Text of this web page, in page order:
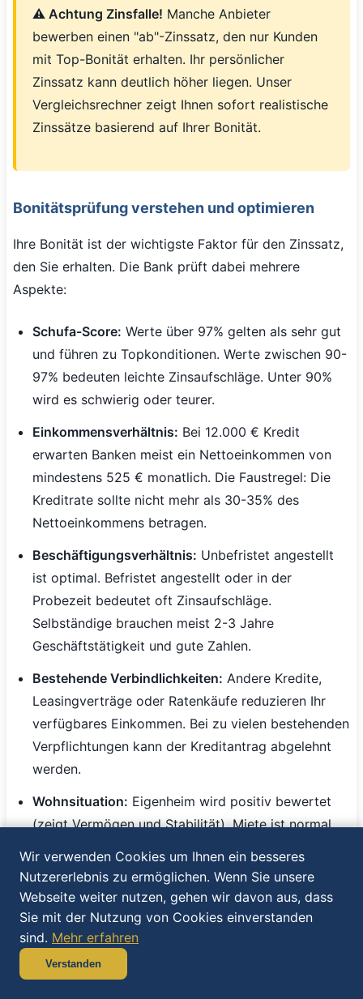
⚠️ Achtung Zinsfalle! Manche Anbieter
bewerben einen "ab"-Zinssatz, den nur Kunden
mit Top-Bonität erhalten. Ihr persönlicher
Zinssatz kann deutlich höher liegen. Unser
Vergleichsrechner zeigt Ihnen sofort realistische
Zinssätze basierend auf Ihrer Bonität.
Bonitätsprüfung verstehen und optimieren
Ihre Bonität ist der wichtigste Faktor für den Zinssatz,
den Sie erhalten. Die Bank prüft dabei mehrere
Aspekte:
Schufa-Score: Werte über 97% gelten als sehr gut
und führen zu Topkonditionen. Werte zwischen 90-
97% bedeuten leichte Zinsaufschläge. Unter 90%
wird es schwierig oder teurer.
Einkommensverhältnis: Bei 12.000 € Kredit
erwarten Banken meist ein Nettoeinkommen von
mindestens 525 € monatlich. Die Faustregel: Die
Kreditrate sollte nicht mehr als 30-35% des
Nettoeinkommens betragen.
Beschäftigungsverhältnis: Unbefristet angestellt
ist optimal. Befristet angestellt oder in der
Probezeit bedeutet oft Zinsaufschläge.
Selbständige brauchen meist 2-3 Jahre
Geschäftstätigkeit und gute Zahlen.
Bestehende Verbindlichkeiten: Andere Kredite,
Leasingverträge oder Ratenkäufe reduzieren Ihr
verfügbares Einkommen. Bei zu vielen bestehenden
Verpflichtungen kann der Kreditantrag abgelehnt
werden.
Wohnsituation: Eigenheim wird positiv bewertet
(zeigt Vermögen und Stabilität). Miete ist normal
kritisch gesehen.
Laufzeit optimieren - Das richtige
Gleichgewicht finden
Die Wahl der Laufzeit ist ein Balanceakt zwischen
Wir verwenden Cookies um Ihnen ein besseres
Nutzererlebnis zu ermöglichen. Wenn Sie unsere
Webseite weiter nutzen, gehen wir davon aus, dass
Sie mit der Nutzung von Cookies einverstanden
sind. Mehr erfahren
Verstanden